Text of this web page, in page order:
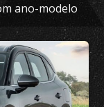
ano-modelo